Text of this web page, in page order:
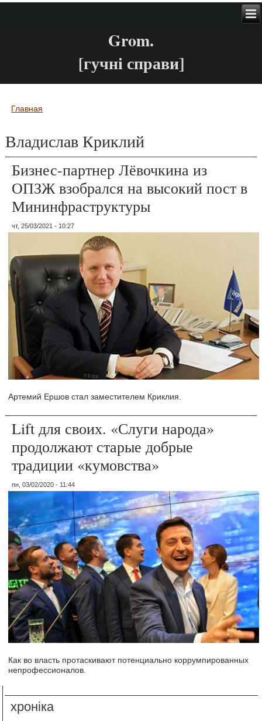
Grom.
[гучні справи]
Вы здесь
Главная
Владислав Криклий
Бизнес-партнер Лёвочкина из
ОПЗЖ взобрался на высокий пост в
Мининфраструктуры
чт, 25/03/2021 - 10:27
Артемий Ершов стал заместителем Криклия.
Lift для своих. «Слуги народа»
продолжают старые добрые
традиции «кумовства»
пн, 03/02/2020 - 11:44
Как во власть протаскивают потенциально коррумпированных
непрофессионалов.
хроніка